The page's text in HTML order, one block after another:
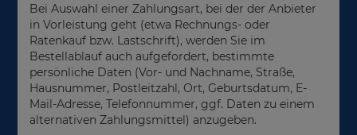
Bei Auswahl einer Zahlungsart, bei der der Anbieter
in Vorleistung geht (etwa Rechnungs- oder
Ratenkauf bzw. Lastschrift), werden Sie im
Bestellablauf auch aufgefordert, bestimmte
persönliche Daten (Vor- und Nachname, Straße,
Hausnummer, Postleitzahl, Ort, Geburtsdatum, E-
Mail-Adresse, Telefonnummer, ggf. Daten zu einem
alternativen Zahlungsmittel) anzugeben.